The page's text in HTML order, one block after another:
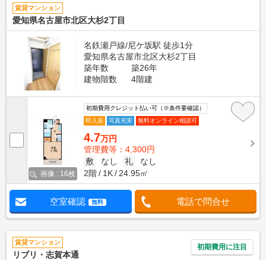
賃貸マンション
愛知県名古屋市北区大杉2丁目
名鉄瀬戸線/尼ケ坂駅 徒歩1分
愛知県名古屋市北区大杉2丁目
築年数
築26年
建物階数
4階建
画像 : 16枚
初期費用クレジット払い可（※条件要確認）
即入居
写真充実 無料オンライン相談可
4.7万円
管理費等：4,300円
敷
なし 礼
なし
2階
1K 24.95㎡
空室確認 無料 電話で問合せ
賃貸マンション
リブリ・志賀本通
初期費用に注目